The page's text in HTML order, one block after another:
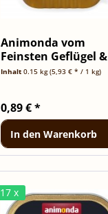
Animonda vom
Feinsten Geflügel &
Kabeljau -...
Inhalt0.15 kg(5,93 € * / 1 kg)
0,89 € *
In den Warenkorb
17 x